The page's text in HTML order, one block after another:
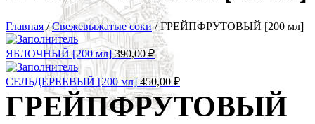
Главная/Свежевыжатые соки/ГРЕЙПФРУТОВЫЙ [200 мл]
ЯБЛОЧНЫЙ [200 мл] 390,00₽
СЕЛЬДЕРЕЕВЫЙ [200 мл] 450,00₽
ГРЕЙПФРУТОВЫЙ